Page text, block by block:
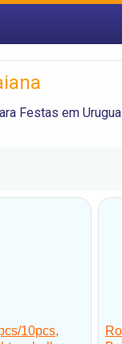
Festas em